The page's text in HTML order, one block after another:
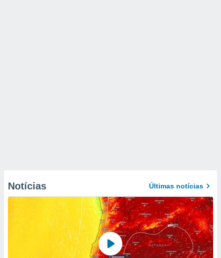
Notícias Últimas notícias